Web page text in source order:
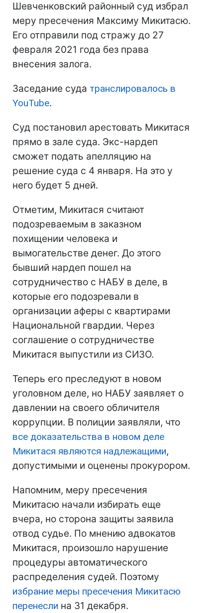
Шевченковский районный суд избрал
меру пресечения Максиму Микитасю.
Его отправили под стражу до 27
февраля 2021 года без права
внесения залога.
Заседание суда транслировалось в
YouTube.
Суд постановил арестовать Микитася
прямо в зале суда. Экс-нардеп
сможет подать апелляцию на
решение суда с 4 января. На это у
него будет 5 дней.
Отметим, Микитася считают
подозреваемым в заказном
похищении человека и
вымогательстве денег. До этого
бывший нардеп пошел на
сотрудничество с НАБУ в деле, в
которые его подозревали в
организации аферы с квартирами
Национальной гвардии. Через
соглашение о сотрудничестве
Микитася выпустили из СИЗО.
Теперь его преследуют в новом
уголовном деле, но НАБУ заявляет о
давлении на своего обличителя
коррупции. В полиции заявляли, что
все доказательства в новом деле
Микитася являются надлежащими,
допустимыми и оценены прокурором.
Напомним, меру пресечения
Микитасю начали избирать еще
вчера, но сторона защиты заявила
отвод судье. По мнению адвокатов
Микитася, произошло нарушение
процедуры автоматического
распределения судей. Поэтому
избрание меры пресечения Микитасю
перенесли на 31 декабря.